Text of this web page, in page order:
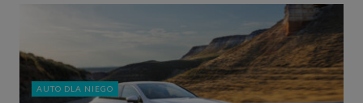
AUTO DLA NIEGO